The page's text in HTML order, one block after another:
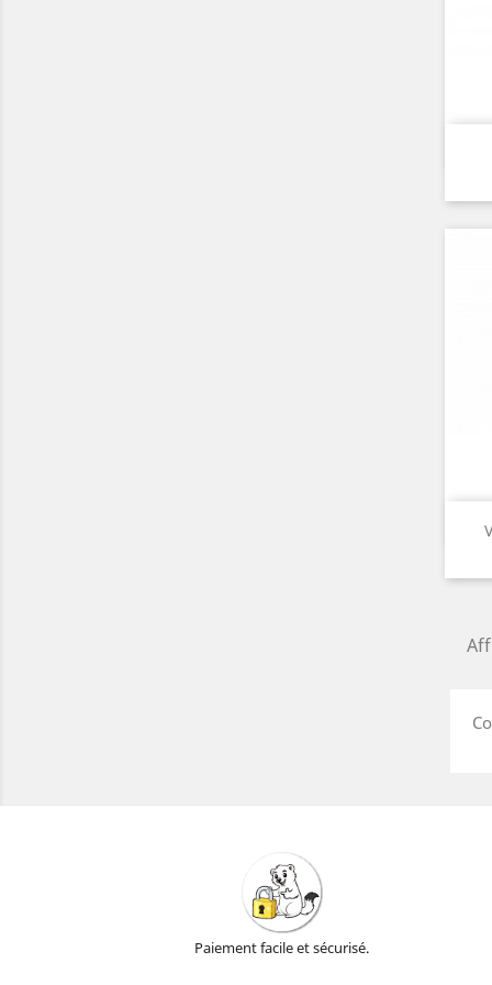
Paiement facile et sécurisé.